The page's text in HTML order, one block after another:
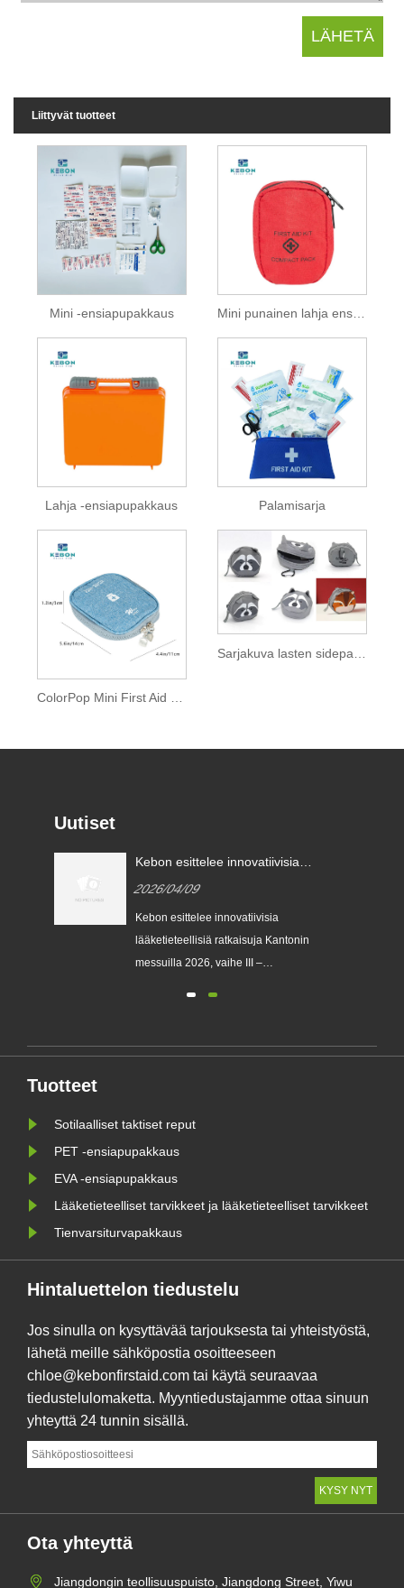
Liittyvät tuotteet
Mini -ensiapupakkaus Mini punainen lahja ensiapupussi
Lahja -ensiapupakkaus Palamisarja
Uutiset
Kebon esittelee innovatiivisia
Kantonin messuilla 2026, vaihe
III – Lääketieteellisten laitteiden
osa
2026/04/09
Kebon esittelee innovatiivisia
lääketieteellisiä ratkaisuja Kantonin
messuilla 2026, vaihe III –
ydinliiketoiminnastasi, esim.
ratkaisuista] ......
Tuotteet
Sotilaalliset taktiset reput
PET -ensiapupakkaus
EVA -ensiapupakkaus
Lääketieteelliset tarvikkeet ja lääketieteelliset tarvikkeet
Tienvarsiturvapakkaus
Hintaluettelon tiedustelu
Jos sinulla on kysyttävää tarjouksesta tai yhteistyöstä,
lähetä meille sähköpostia osoitteeseen
chloe@kebonfirstaid.com tai käytä seuraavaa
tiedustelulomaketta. Myyntiedustajamme ottaa sinuun
yhteyttä 24 tunnin sisällä.
Ota yhteyttä
Jiangdongin teollisuuspuisto, Jiangdong Street, Yiwu